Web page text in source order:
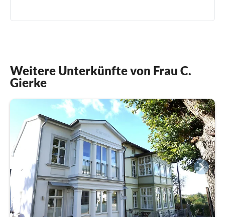
Weitere Unterkünfte von Frau C.
Gierke